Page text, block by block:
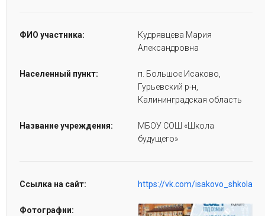
ФИО участника:
Кудрявцева Мария
Александровна
Населенный пункт:
п. Большое Исаково,
Гурьевский р-н,
Калининградская область
Название учреждения:
МБОУ СОШ «Школа
будущего»
Ссылка на сайт: https://vk.com/isakovo_shkola
Фотографии: